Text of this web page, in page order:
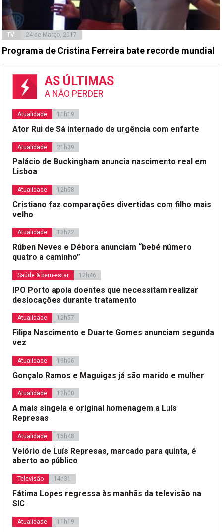
TVI 24 de Março, 2017
Programa de Cristina Ferreira bate recorde mundial
AS ÚLTIMAS
A NÃO PERDER
Atualidade 11h19
Ator Rui de Sá internado de urgência com enfarte
Atualidade 21h39
Palácio de Buckingham anuncia nascimento real em
Lisboa
Atualidade 12h58
Cristiano faz comparações divertidas com filho mais
velho
Atualidade 13h22
Rúben Neves e Débora anunciam “bebé número
quatro a caminho”
Saúde & bem-estar 12h46
IPO Porto apoia doentes que necessitam realizar
deslocações durante tratamento
Atualidade 12h57
Filipa Nascimento e Duarte Gomes anunciam segunda
vez
Atualidade 19h06
Gonçalo Ramos e Maguigas já são marido e mulher
Atualidade 12h00
A mais singela e original homenagem a Luís
Represas
Atualidade 15h48
Velório de Luís Represas, marcado para quinta, é
aberto ao público
Televisão 14h31
Fátima Lopes regressa às manhãs da televisão na
SIC
Atualidade 11h19